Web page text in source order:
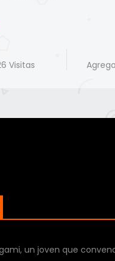
Visitas
un joven que